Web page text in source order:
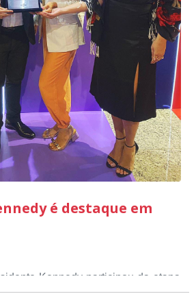
é destaque em
Kennedy participou da etapa
Prêmio Sebrae Prefeitura